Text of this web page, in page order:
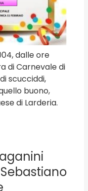
dalle ore
di Carnevale di
scucciddi,
buono,
di Larderia.